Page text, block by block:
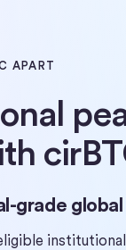
APART
grade